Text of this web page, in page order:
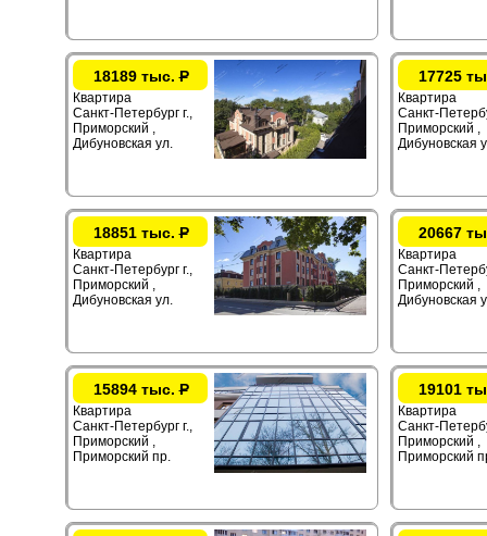
18189 тыс.Р
Квартира
Санкт-Петербург г.,
Приморский ,
Дибуновская ул.
17725
Квартира
Санкт-
Приморский ,
Дибуновская
18851 тыс.Р
Квартира
Санкт-Петербург г.,
Приморский ,
Дибуновская ул.
20667
Квартира
Санкт-
Приморский ,
Дибуновская
15894 тыс.Р
Квартира
Санкт-Петербург г.,
Приморский ,
Приморский пр.
19101
Квартира
Санкт-
Приморский ,
Приморский